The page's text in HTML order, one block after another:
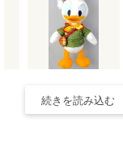
続きを読み込む